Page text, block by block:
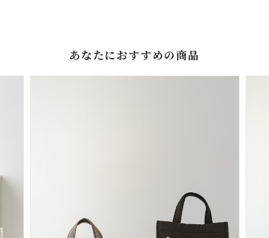
あなたにおすすめの商品